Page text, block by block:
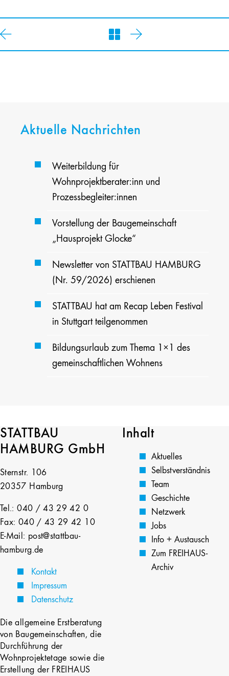
Aktuelle Nachrichten
Weiterbildung für
Wohnprojektberater:inn und
Prozessbegleiter:innen
Vorstellung der Baugemeinschaft
„Hausprojekt Glocke“
Newsletter von STATTBAU HAMBURG
(Nr. 59/2026) erschienen
STATTBAU hat am Recap Leben Festival
in Stuttgart teilgenommen
Bildungsurlaub zum Thema 1×1 des
gemeinschaftlichen Wohnens
STATTBAU
HAMBURG GmbH
Sternstr. 106
20357 Hamburg
Tel.: 040 / 43 29 42 0
Fax: 040 / 43 29 42 10
E-Mail: post@stattbau-
hamburg.de
Kontakt
Impressum
Datenschutz
Die allgemeine Erstberatung
von Baugemeinschaften, die
Durchführung der
Wohnprojektetage sowie die
Erstellung der FREIHAUS
Inhalt
Aktuelles
Selbstverständnis
Team
Geschichte
Netzwerk
Jobs
Info + Austausch
Zum FREIHAUS-
Archiv